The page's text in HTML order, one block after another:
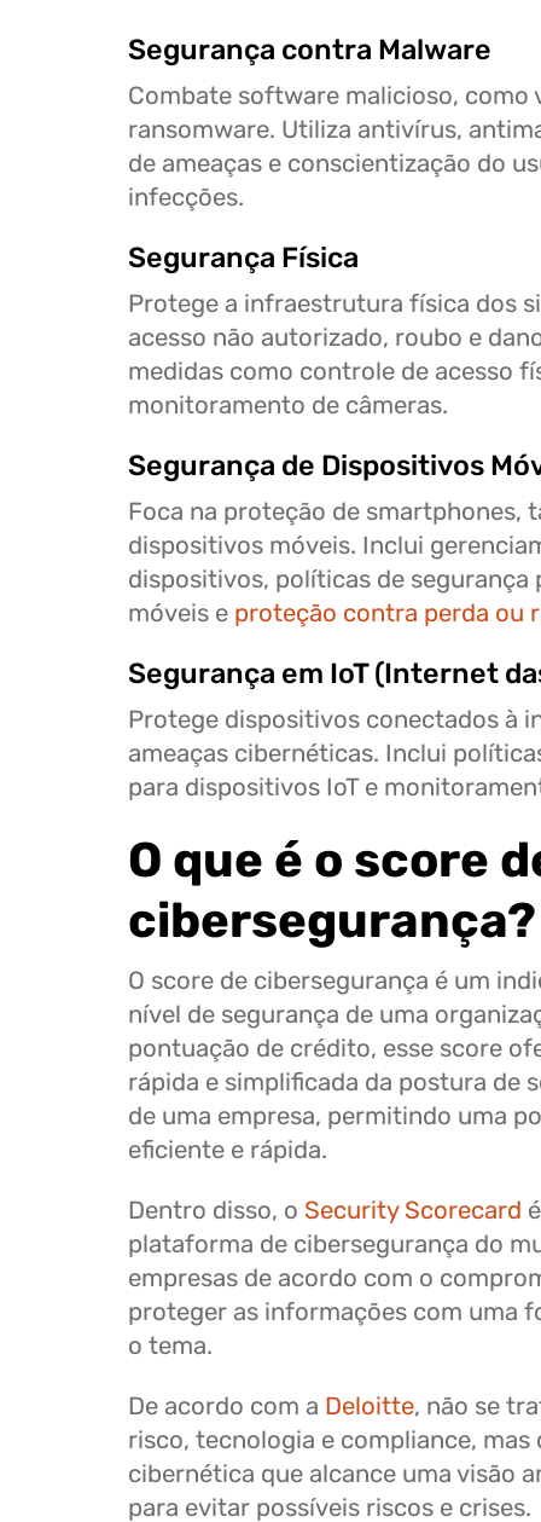
Segurança contra Malware
Combate software malicioso, como
ransomware. Utiliza antivírus,
de ameaças e conscientização do
infecções.
Segurança Física
Protege a infraestrutura física dos
acesso não autorizado, roubo e
medidas como controle de acesso
monitoramento de câmeras.
Segurança de Dispositivos
Foca na proteção de smartphones,
dispositivos móveis. Inclui
dispositivos, políticas de segurança
móveis e proteção contra perda ou
Segurança em IoT (Internet
Protege dispositivos conectados à
ameaças cibernéticas. Inclui
para dispositivos IoT e
O que é o score
cibersegurança?
O score de cibersegurança é um
nível de segurança de uma
pontuação de crédito, esse score
rápida e simplificada da postura de
de uma empresa, permitindo uma
eficiente e rápida.
Dentro disso, o Security Scorecard
plataforma de cibersegurança do
empresas de acordo com o
proteger as informações com uma
o tema.
De acordo com a Deloitte, não se
risco, tecnologia e compliance, mas
cibernética que alcance uma visão
para evitar possíveis riscos e crises.